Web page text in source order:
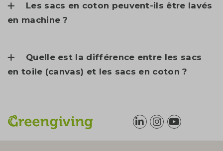
Les sacs en coton peuvent-ils être lavés
en machine ?
Quelle est la différence entre les sacs
en toile (canvas) et les sacs en coton ?